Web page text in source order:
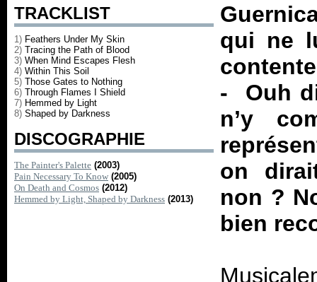
TRACKLIST
1) Feathers Under My Skin
2) Tracing the Path of Blood
3) When Mind Escapes Flesh
4) Within This Soil
5) Those Gates to Nothing
6) Through Flames I Shield
7) Hemmed by Light
8) Shaped by Darkness
DISCOGRAPHIE
The Painter's Palette (2003)
Pain Necessary To Know (2005)
On Death and Cosmos (2012)
Hemmed by Light, Shaped by Darkness (2013)
qui ne
- Ouh
n’y
on
non ?
bien